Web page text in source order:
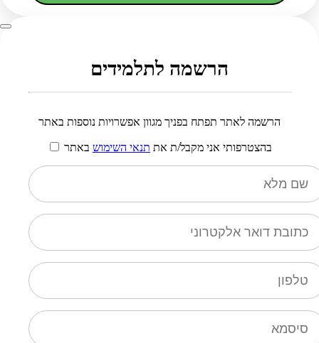
הרשמה לתלמידים
הרשמה לאתר תפתח בפניך מגוון אפשרויות נוספות באתר
בהצטרפותי אני מקבל/ת את תנאי השימוש באתר